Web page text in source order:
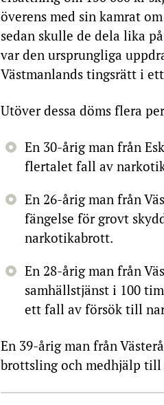
överens med sin kamrat
sedan skulle de dela lika
var den ursprungliga
Västmanlands tingsrätt i
Utöver dessa döms flera
En 30-årig man från
flertalet fall av
En 26-årig man från
fängelse för grovt
narkotikabrott.
En 28-årig man från
samhällstjänst i 100
ett fall av försök till
En 39-årig man från
brottsling och medhjälp till